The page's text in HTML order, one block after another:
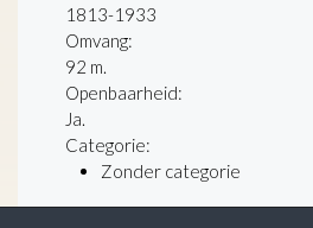
1813-1933
Omvang:
92 m.
Openbaarheid:
Ja.
Categorie:
Zonder categorie
laatste wijziging 26-02-2026